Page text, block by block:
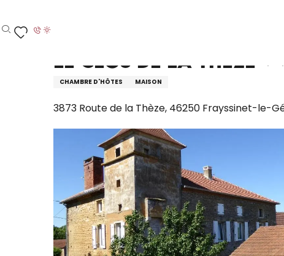
au
contenu
Recherche
Le Clos de La Thèze
CHAMBRE D'HÔTES MAISON
3873 Route de la Thèze, 46250 Frayssinet-le-